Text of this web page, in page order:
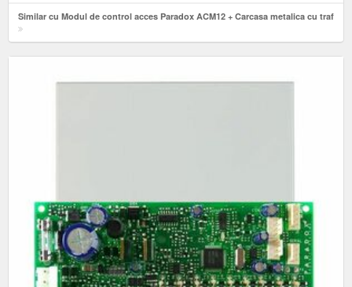
Similar cu Modul de control acces Paradox ACM12 + Carcasa metalica cu traf